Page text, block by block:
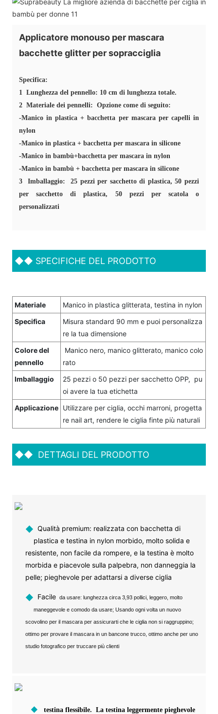
Applicatore monouso per mascara
bacchette glitter per sopracciglia
Specifica:
1
Lunghezza del pennello: 10 cm di lunghezza totale.
2 Materiale dei pennelli: Opzione come di seguito:
-Manico in plastica + bacchetta per mascara per capelli in
nylon
-Manico in plastica + bacchetta per mascara in silicone
-Manico in bambù+bacchetta per mascara in nylon
-Manico in bambù + bacchetta per mascara in silicone
3
Imballaggio: 25 pezzi per sacchetto di plastica, 50 pezzi
per sacchetto di plastica, 50 pezzi per scatola o
personalizzati
◆◆ SPECIFICHE DEL PRODOTTO
Materiale
Manico in plastica glitterata, testina in nylon
Specifica
Misura standard 90 mm e puoi personalizza
re la tua dimensione
Colore del
pennello
Manico nero, manico glitterato, manico colo
rato
Imballaggio
25 pezzi o 50 pezzi per sacchetto OPP, pu
oi avere la tua etichetta
Applicazione Utilizzare per ciglia, occhi marroni, progetta
re nail art, rendere le ciglia finte più naturali
◆◆ DETTAGLI DEL PRODOTTO
◆ Qualità premium: realizzata con bacchetta di
plastica e testina in nylon morbido, molto solida e
resistente, non facile da rompere, e la testina è molto
morbida e piacevole sulla palpebra, non danneggia la
pelle; pieghevole per adattarsi a diverse ciglia
◆ Facile da usare: lunghezza circa 3,93 pollici, leggero, molto
maneggevole e comodo da usare; Usando ogni volta un nuovo
scovolino per il mascara per assicurarti che le ciglia non si raggruppino;
ottimo per provare il mascara in un bancone trucco, ottimo anche per uno
studio fotografico per truccare più clienti
◆
testina flessibile. La testina leggermente pieghevole